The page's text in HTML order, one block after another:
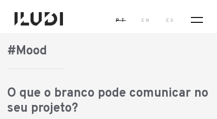
PT EN ES
#Mood
O que o branco pode comunicar no
seu projeto?